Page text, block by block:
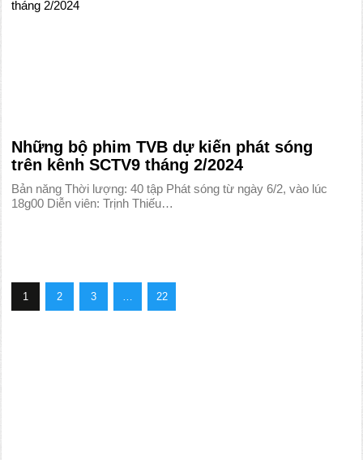
Những bộ phim TVB dự kiến phát sóng
trên kênh SCTV9 tháng 2/2024
Bản năng Thời lượng: 40 tập Phát sóng từ ngày 6/2, vào lúc
18g00 Diễn viên: Trịnh Thiếu…
1 2 3 … 22